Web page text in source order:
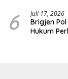
6 Juli 17, 2026
Brigjen
Hukum